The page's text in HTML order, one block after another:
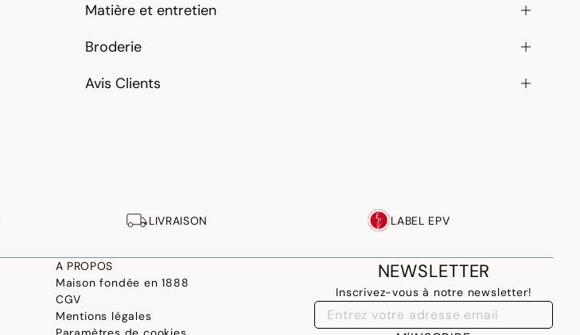
Matière et entretien
Broderie
Avis Clients
LIVRAISON LABEL EPV
A PROPOS
Maison fondée en 1888
CGV
Mentions légales
NEWSLETTER
Inscrivez-vous à notre newsletter!